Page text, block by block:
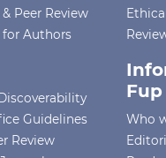
Peer Review
Authors
Guidelines
Review
Fup
Who